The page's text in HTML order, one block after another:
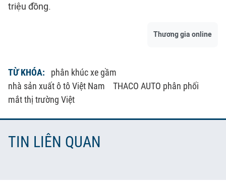
triệu đồng.
Thương gia online
TỪ KHÓA:
phân khúc xe gầm
nhà sản xuất ô tô Việt Nam
THACO AUTO phân phối
mắt thị trường Việt
TIN LIÊN QUAN